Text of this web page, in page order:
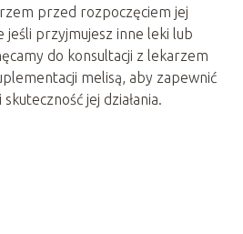
przed rozpoczęciem jej
jeśli przyjmujesz inne leki lub
do konsultacji z lekarzem
melisą, aby zapewnić
jej działania.